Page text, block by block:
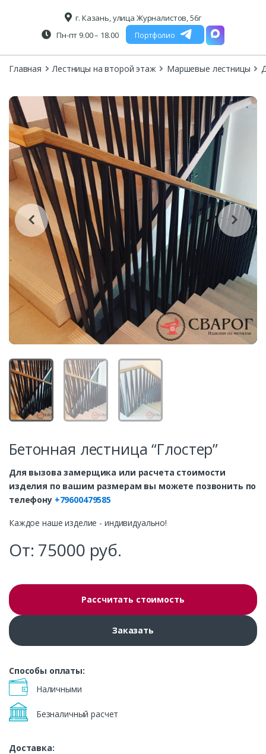
г. Казань, улица Журналистов, 56г
Пн-пт 9.00 – 18.00
Портфолио
Главная Лестницы на второй этаж Маршевые лестницы
Бетонная лестница “Глостер”
Для вызова замерщика или расчета стоимости
изделия по вашим размерам вы можете позвонить по
телефону +79600479585
Каждое наше изделие - индивидуально!
От: 75000 руб.
Рассчитать стоимость
Заказать
Способы оплаты:
Наличными
Безналичный расчет
Доставка: